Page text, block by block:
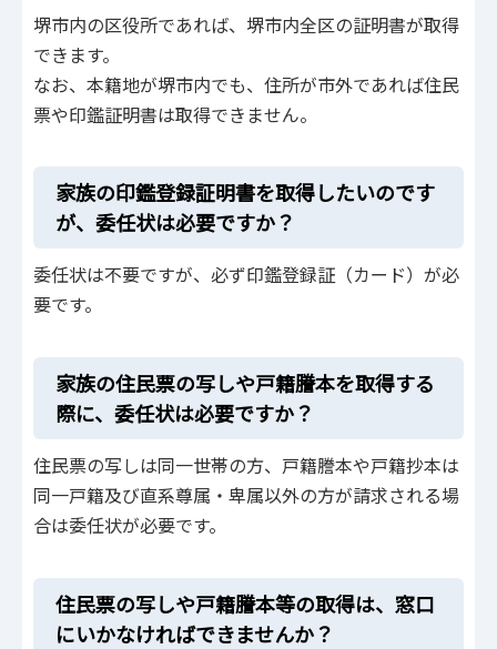
堺市内の区役所であれば、堺市内全区の証明書が取得
できます。
なお、本籍地が堺市内でも、住所が市外であれば住民
票や印鑑証明書は取得できません。
家族の印鑑登録証明書を取得したいのです
が、委任状は必要ですか？
委任状は不要ですが、必ず印鑑登録証（カード）が必
要です。
家族の住民票の写しや戸籍謄本を取得する
際に、委任状は必要ですか？
住民票の写しは同一世帯の方、戸籍謄本や戸籍抄本は
同一戸籍及び直系尊属・卑属以外の方が請求される場
合は委任状が必要です。
住民票の写しや戸籍謄本等の取得は、窓口
にいかなければできませんか？